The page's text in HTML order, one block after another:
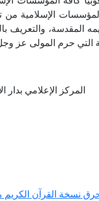
الإسلامية من
المقدسة، والتعريف
حرم المولى عز وجل
المركز الإعلامي بدار
نسخة القرآن